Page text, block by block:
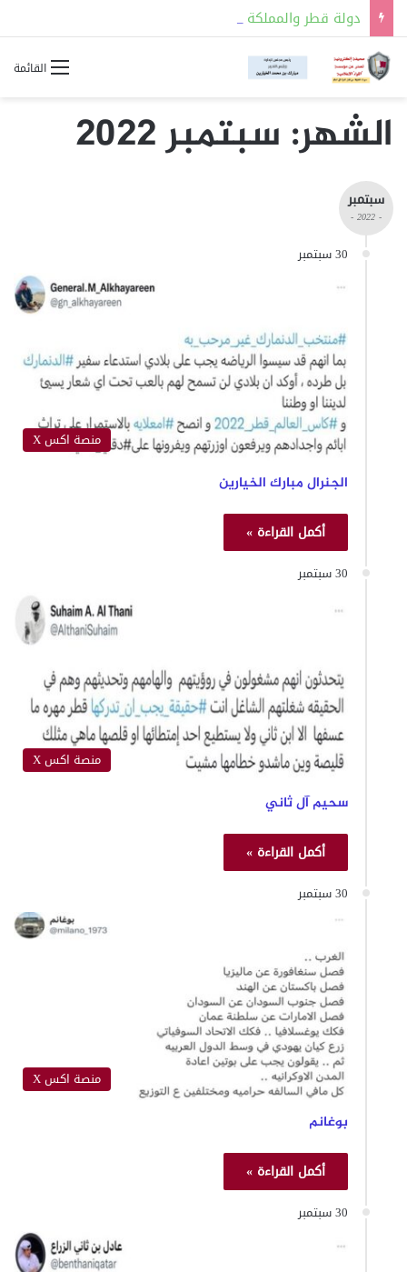
القائمة
الشهر: سبتمبر 2022
سبتمبر
- 2022 -
30 سبتمبر
منصة اكس X
الجنرال مبارك الخيارين
أكمل القراءة »
30 سبتمبر
منصة اكس X
سحيم آل ثاني
أكمل القراءة »
30 سبتمبر
منصة اكس X
بوغانم
أكمل القراءة »
30 سبتمبر